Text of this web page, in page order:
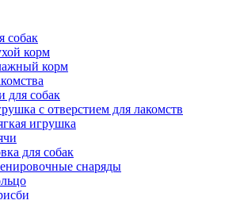
собак
корм
корм
для собак
с отверстием для лакомств
игрушка
для собак
снаряды